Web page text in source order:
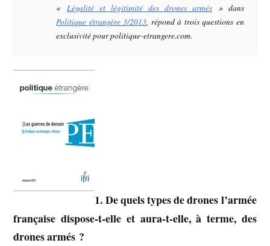
«Légalité et légitimité des drones armés» dans
Politique étrangère 3/2013, répond à trois questions en
exclusivité pour politique-etrangere.com.
1. De quels types de drones l’armée
française dispose-t-elle et aura-t-elle, à terme, des
drones armés ?